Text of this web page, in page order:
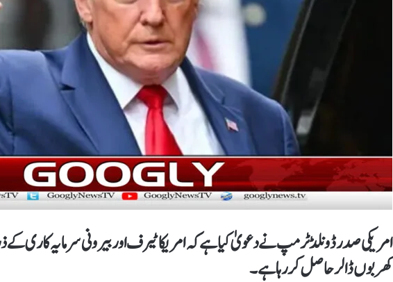
امریکی صدر ڈونلڈ ٹرمپ نے دعویٰ کیا ہے کہ امریکا ٹیرف اور بیرونی سرمایہ کاری
کھربوں ڈالر حاصل کر رہا ہے۔